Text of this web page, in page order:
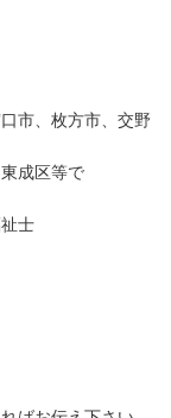
市、枚方市、交野
成区等で
士